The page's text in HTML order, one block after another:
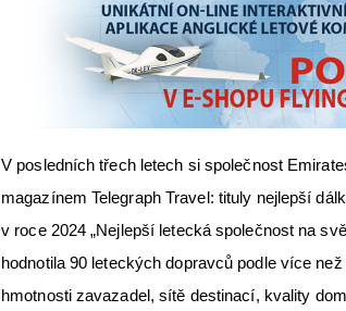
V posledních třech letech si společnost
magazínem Telegraph Travel: tituly nejlepší
v roce 2024 „Nejlepší letecká společnost na
hodnotila 90 leteckých dopravců podle více
hmotnosti zavazadel, sítě destinací, kvality